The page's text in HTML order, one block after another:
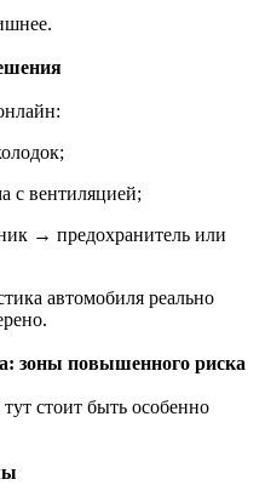
с вентиляцией;
→ предохранитель или
автомобиля реально
зоны повышенного риска
стоит быть особенно